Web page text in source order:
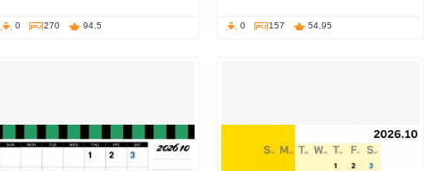
0 270 94.5 0 157 54.95